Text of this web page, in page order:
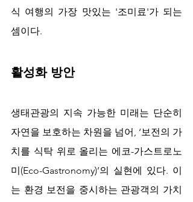
식 여행의 가장 맛있는 '조미료'가 되는
셈이다.
활성화 방안
생태관광의 지속 가능한 미래는 단순히
자연을 보호하는 차원을 넘어, ‘보전의 가
치를 식탁 위로 올리는 에코-가스트로노
미(Eco-Gastronomy)’의 실현에 있다. 이
는 환경 보전을 중시하는 관광객의 가치